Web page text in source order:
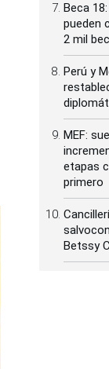
Beca
pueden
2 mil
Perú y
MEF:
etapas
primero
Betssy